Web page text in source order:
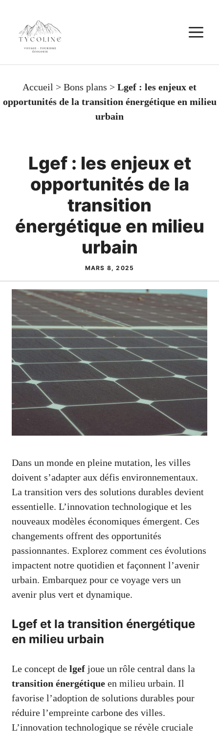
contenu
Accueil > Bons plans > Lgef : les enjeux et
opportunités de la transition énergétique en milieu
urbain
Lgef : les enjeux et
opportunités de la
transition
énergétique en milieu
urbain
MARS 8, 2025
Dans un monde en pleine mutation, les villes
doivent s’adapter aux défis environnementaux.
La transition vers des solutions durables devient
essentielle. L’innovation technologique et les
nouveaux modèles économiques émergent. Ces
changements offrent des opportunités
passionnantes. Explorez comment ces évolutions
impactent notre quotidien et façonnent l’avenir
urbain. Embarquez pour ce voyage vers un
avenir plus vert et dynamique.
Lgef et la transition énergétique
en milieu urbain
Le concept de lgef joue un rôle central dans la
transition énergétique en milieu urbain. Il
favorise l’adoption de solutions durables pour
réduire l’empreinte carbone des villes.
L’innovation technologique se révèle cruciale